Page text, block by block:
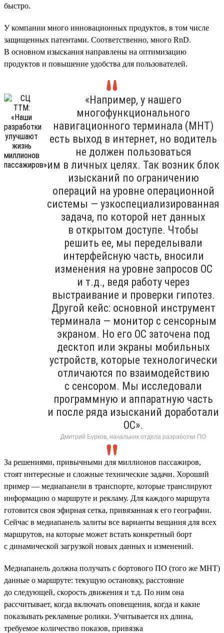
быстро.
У компании много инновационных продуктов, в том числе
защищенных патентами. Соответственно, много RnD.
В основном изыскания направлены на оптимизацию
продуктов и повышение удобства для пользователей.
«Например, у нашего
многофункционального
навигационного терминала (МНТ)
есть выход в интернет, но водитель
не должен пользоваться
им в личных целях. Так возник блок
изысканий по ограничению
операций на уровне операционной
системы — узкоспециализированная
задача, по которой нет данных
в открытом доступе. Чтобы
решить ее, мы переделывали
интерфейсную часть, вносили
изменения на уровне запросов ОС
и т.д., ведя работу через
выстраивание и проверки гипотез.
Другой кейс: основной инструмент
терминала — монитор с сенсорным
экраном. Но его ОС заточена под
десктоп или экраны мобильных
устройств, которые технологически
отличаются по взаимодействию
с сенсором. Мы исследовали
программную и аппаратную часть
и после ряда изысканий доработали
ОС».
Дмитрий Бурков, начальник отдела разработки ПО
За решениями, привычными для миллионов пассажиров,
стоят интересные и сложные технические задачи. Хороший
пример — медиапанели в транспорте, которые транслируют
информацию о маршруте и рекламу. Для каждого маршрута
готовится своя эфирная сетка, привязанная к его географии.
Сейчас в медиапанель залиты все варианты вещания для всех
маршрутов, на которые может встать конкретный борт
с динамической загрузкой новых данных и изменений.
Медиапанель должна получать с бортового ПО (того же МНТ)
данные о маршруте: текущую остановку, расстояние
до следующей, скорость движения и т.д. По ним она
рассчитывает, когда включать оповещения, когда и какие
показывать рекламные ролики. Учитывается их длина,
требуемое количество показов, привязка